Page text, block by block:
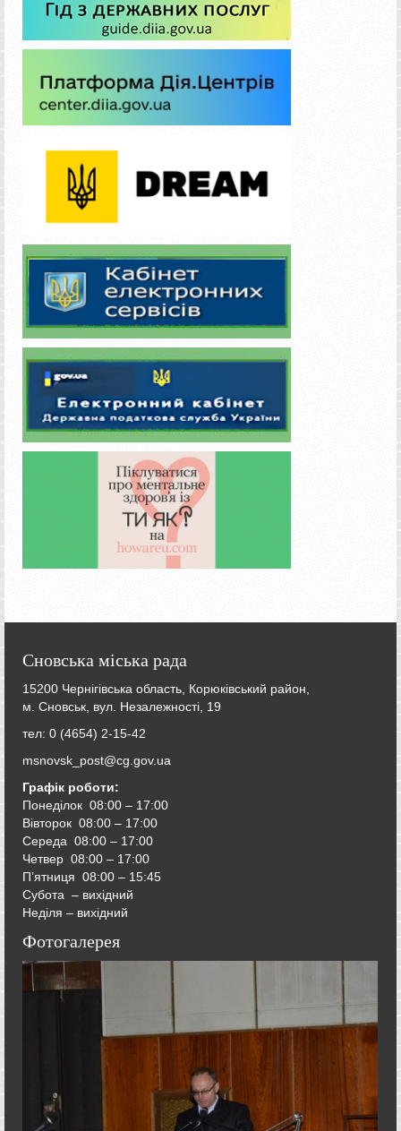
Сновська міська рада
15200 Чернігівська область, Корюківський район,
м. Сновськ, вул. Незалежності, 19
тел: 0 (4654) 2-15-42
msnovsk_post@cg.gov.ua
Графік роботи:
Понеділок 08:00 – 17:00
Вівторок 08:00 – 17:00
Середа 08:00 – 17:00
Четвер 08:00 – 17:00
П’ятниця 08:00 – 15:45
Субота – вихідний
Неділя – вихідний
Фотогалерея